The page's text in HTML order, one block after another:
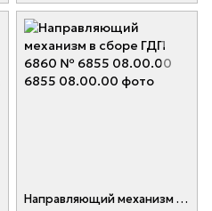
Направляющий механизм в сборе ГДП 6860 № 6855 08.00.00